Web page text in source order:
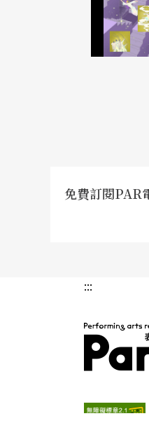
免費訂閱PAR
:::